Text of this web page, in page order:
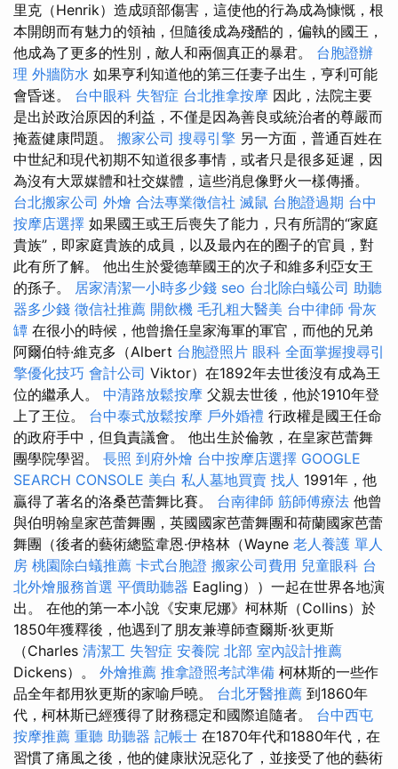
里克（Henrik）造成頭部傷害，這使他的行為成為慷慨，根
本開朗而有魅力的領袖，但隨後成為殘酷的，偏執的國王，
他成為了更多的性別，敵人和兩個真正的暴君。 台胞證辦
理 外牆防水 如果亨利知道他的第三任妻子出生，亨利可能
會昏迷。 台中眼科 失智症 台北推拿按摩 因此，法院主要
是出於政治原因的利益，不僅是因為善良或統治者的尊嚴而
掩蓋健康問題。 搬家公司 搜尋引擎 另一方面，普通百姓在
中世紀和現代初期不知道很多事情，或者只是很多延遲，因
為沒有大眾媒體和社交媒體，這些消息像野火一樣傳播。
台北搬家公司 外燴 合法專業徵信社 滅鼠 台胞證過期 台中
按摩店選擇 如果國王或王后喪失了能力，只有所謂的“家庭
貴族”，即家庭貴族的成員，以及最內在的圈子的官員，對
此有所了解。 他出生於愛德華國王的次子和維多利亞女王
的孫子。 居家清潔一小時多少錢 seo 台北除白蟻公司 助聽
器多少錢 徵信社推薦 開飲機 毛孔粗大醫美 台中律師 骨灰
罈 在很小的時候，他曾擔任皇家海軍的軍官，而他的兄弟
阿爾伯特·維克多（Albert 台胞證照片 眼科 全面掌握搜尋引
擎優化技巧 會計公司 Viktor）在1892年去世後沒有成為王
位的繼承人。 中清路放鬆按摩 父親去世後，他於1910年登
上了王位。 台中泰式放鬆按摩 戶外婚禮 行政權是國王任命
的政府手中，但負責議會。 他出生於倫敦，在皇家芭蕾舞
團學院學習。 長照 到府外燴 台中按摩店選擇 GOOGLE
SEARCH CONSOLE 美白 私人墓地買賣 找人 1991年，他
贏得了著名的洛桑芭蕾舞比賽。 台南律師 筋師傅療法 他曾
與伯明翰皇家芭蕾舞團，英國國家芭蕾舞團和荷蘭國家芭蕾
舞團（後者的藝術總監韋恩·伊格林（Wayne 老人養護 單人
房 桃園除白蟻推薦 卡式台胞證 搬家公司費用 兒童眼科 台
北外燴服務首選 平價助聽器 Eagling））一起在世界各地演
出。 在他的第一本小說《安東尼娜》柯林斯（Collins）於
1850年獲釋後，他遇到了朋友兼導師查爾斯·狄更斯
（Charles 清潔工 失智症 安養院 北部 室內設計推薦
Dickens）。 外燴推薦 推拿證照考試準備 柯林斯的一些作
品全年都用狄更斯的家喻戶曉。 台北牙醫推薦 到1860年
代，柯林斯已經獲得了財務穩定和國際追隨者。 台中西屯
按摩推薦 重聽 助聽器 記帳士 在1870年代和1880年代，在
習慣了痛風之後，他的健康狀況惡化了，並接受了他的藝術